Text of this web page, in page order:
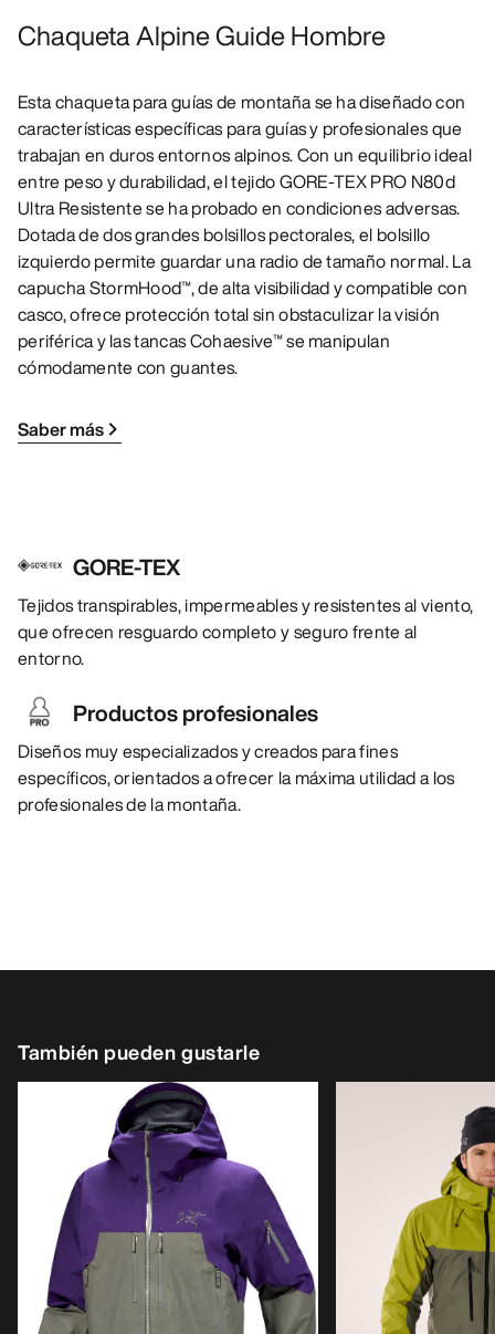
Chaqueta Alpine Guide Hombre
Esta chaqueta para guías de montaña se ha diseñado con
características específicas para guías y profesionales que
trabajan en duros entornos alpinos. Con un equilibrio ideal
entre peso y durabilidad, el tejido GORE-TEX PRO N80d
Ultra Resistente se ha probado en condiciones adversas.
Dotada de dos grandes bolsillos pectorales, el bolsillo
izquierdo permite guardar una radio de tamaño normal. La
capucha StormHood™, de alta visibilidad y compatible con
casco, ofrece protección total sin obstaculizar la visión
periférica y las tancas Cohaesive™ se manipulan
cómodamente con guantes.
Saber más
GORE-TEX
Tejidos transpirables, impermeables y resistentes al viento,
que ofrecen resguardo completo y seguro frente al
entorno.
Productos profesionales
Diseños muy especializados y creados para fines
específicos, orientados a ofrecer la máxima utilidad a los
profesionales de la montaña.
También pueden gustarle